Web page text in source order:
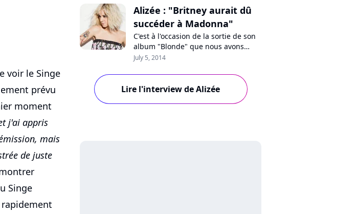
voir le Singe
prévu
moment
j'ai appris
mais
de juste
Singe
Alizée : "Britney aurait dû
succéder à Madonna"
C'est à l'occasion de la sortie de son
album "Blonde" que nous avons
rencontré Alizée. L'occasion de
aussi de revenir sur ses 15 ans de
carrière, ses échecs, le poids de
"Lolita", son utilisation des réseaux
July 5, 2014
Lire l'interview de Alizée